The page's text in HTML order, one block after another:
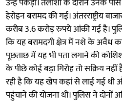
हेरोइन बरामद की गई। अंतरराष्ट्रीय
करीब 3.6 करोड़ रुपये आंकी गई है।
कि यह बरामदगी क्षेत्र में नशे के अवैध
पूछताछ में यह भी पता लगाने की
के पीछे कोई बड़ा गिरोह तो सक्रिय
रही है कि यह खेप कहां से लाई गई
पहुंचाने की योजना थी। पुलिस ने दोनों